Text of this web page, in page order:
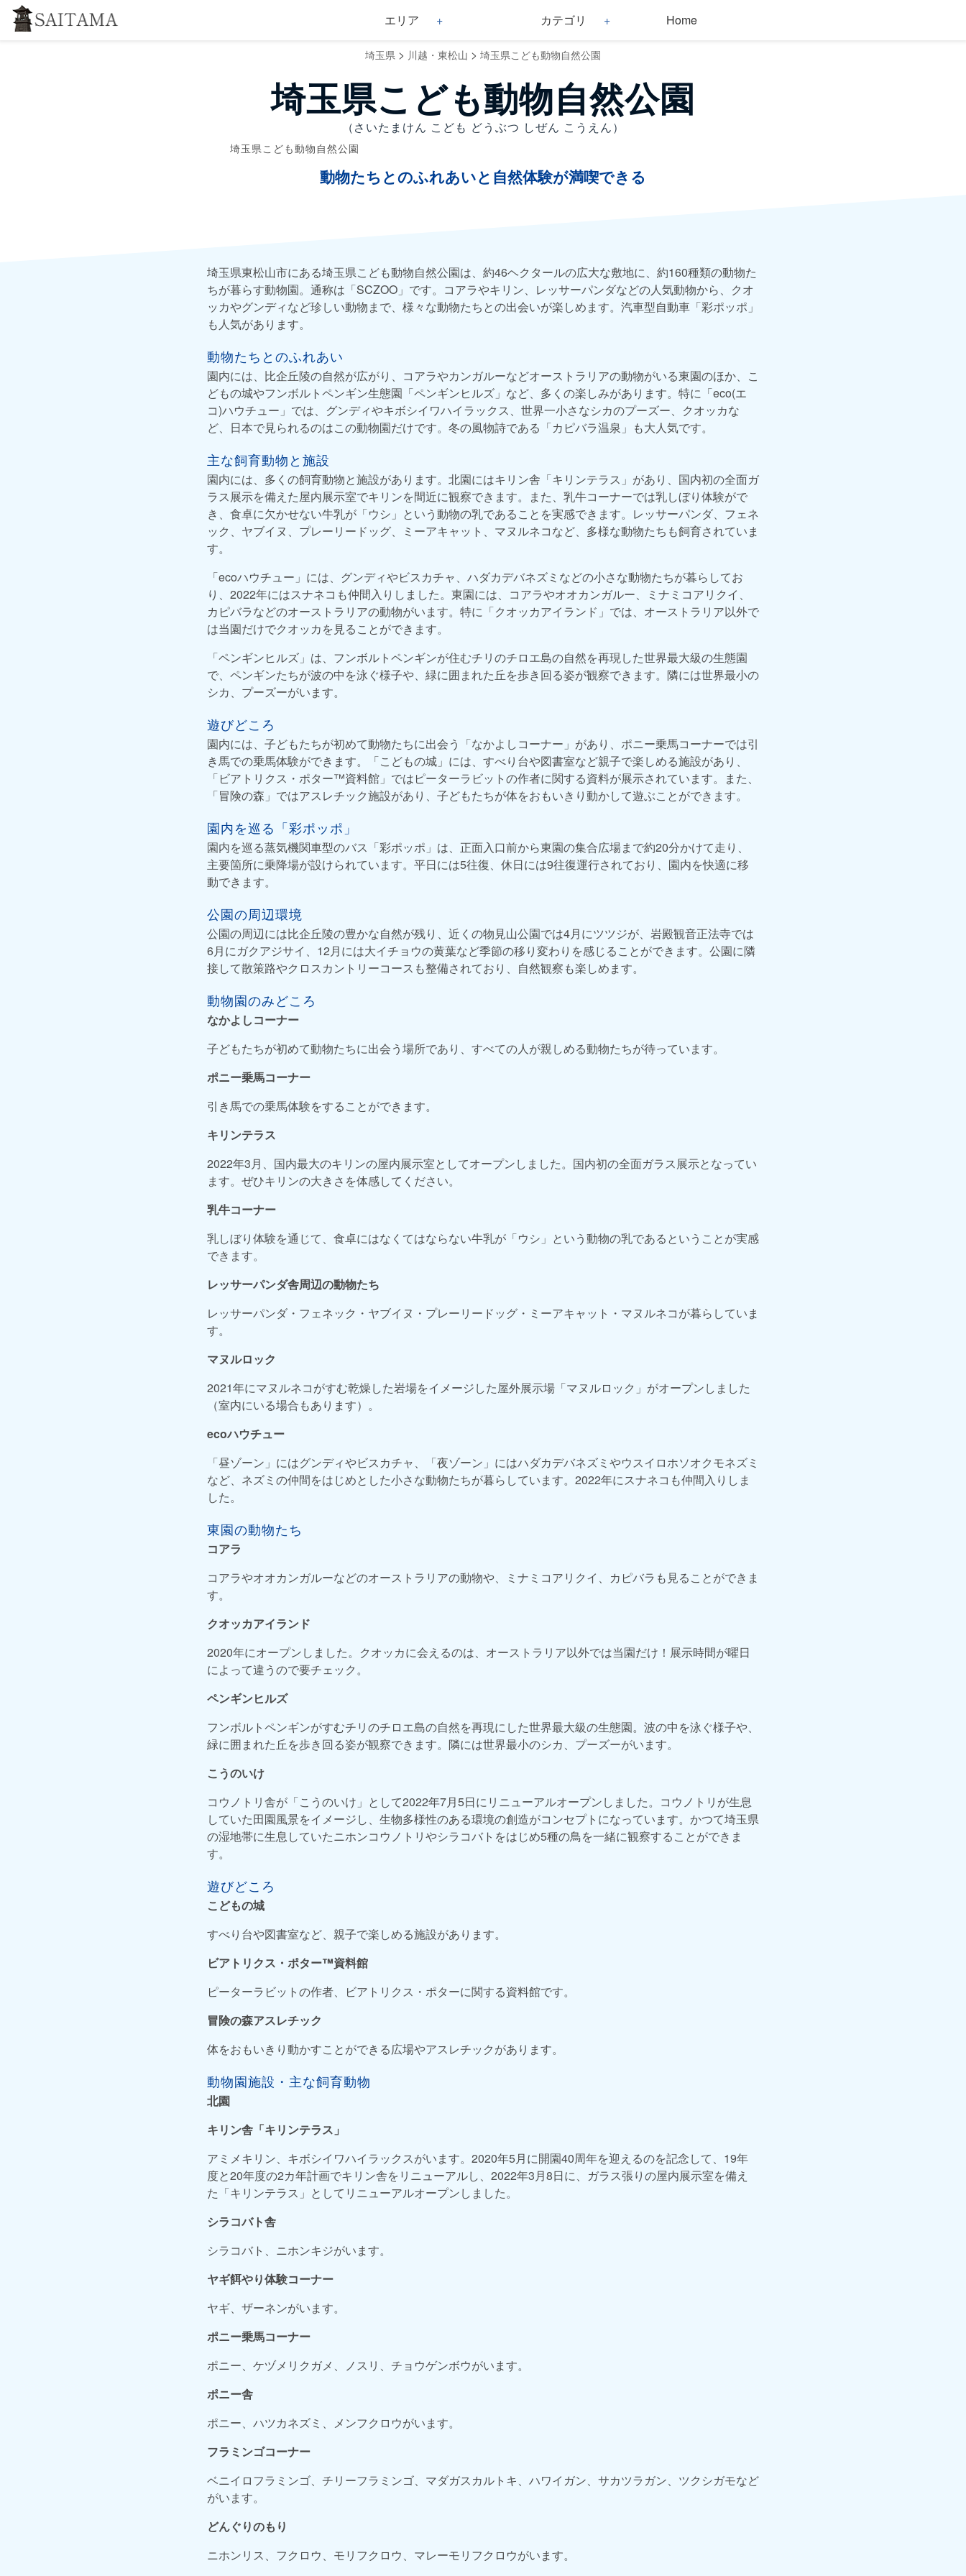
エリア カテゴリ Home
埼玉県 > 川越・東松山 > 埼玉県こども動物自然公園
埼玉県こども動物自然公園
（さいたまけん こども どうぶつ しぜん こうえん）
埼玉県こども動物自然公園
動物たちとのふれあいと自然体験が満喫できる
埼玉県東松山市にある埼玉県こども動物自然公園は、約46ヘクタールの広大な敷地に、約160種類の動物た
ちが暮らす動物園。通称は「SCZOO」です。コアラやキリン、レッサーパンダなどの人気動物から、クオ
ッカやグンディなど珍しい動物まで、様々な動物たちとの出会いが楽しめます。汽車型自動車「彩ポッポ」
も人気があります。
動物たちとのふれあい
園内には、比企丘陵の自然が広がり、コアラやカンガルーなどオーストラリアの動物がいる東園のほか、こ
どもの城やフンボルトペンギン生態園「ペンギンヒルズ」など、多くの楽しみがあります。特に「eco(エ
コ)ハウチュー」では、グンディやキボシイワハイラックス、世界一小さなシカのプーズー、クオッカな
ど、日本で見られるのはこの動物園だけです。冬の風物詩である「カピバラ温泉」も大人気です。
主な飼育動物と施設
園内には、多くの飼育動物と施設があります。北園にはキリン舎「キリンテラス」があり、国内初の全面ガ
ラス展示を備えた屋内展示室でキリンを間近に観察できます。また、乳牛コーナーでは乳しぼり体験がで
き、食卓に欠かせない牛乳が「ウシ」という動物の乳であることを実感できます。レッサーパンダ、フェネ
ック、ヤブイヌ、プレーリードッグ、ミーアキャット、マヌルネコなど、多様な動物たちも飼育されていま
す。
「ecoハウチュー」には、グンディやビスカチャ、ハダカデバネズミなどの小さな動物たちが暮らしてお
り、2022年にはスナネコも仲間入りしました。東園には、コアラやオオカンガルー、ミナミコアリクイ、
カピバラなどのオーストラリアの動物がいます。特に「クオッカアイランド」では、オーストラリア以外で
は当園だけでクオッカを見ることができます。
「ペンギンヒルズ」は、フンボルトペンギンが住むチリのチロエ島の自然を再現した世界最大級の生態園
で、ペンギンたちが波の中を泳ぐ様子や、緑に囲まれた丘を歩き回る姿が観察できます。隣には世界最小の
シカ、プーズーがいます。
遊びどころ
園内には、子どもたちが初めて動物たちに出会う「なかよしコーナー」があり、ポニー乗馬コーナーでは引
き馬での乗馬体験ができます。「こどもの城」には、すべり台や図書室など親子で楽しめる施設があり、
「ビアトリクス・ポター™資料館」ではピーターラビットの作者に関する資料が展示されています。また、
「冒険の森」ではアスレチック施設があり、子どもたちが体をおもいきり動かして遊ぶことができます。
園内を巡る「彩ポッポ」
園内を巡る蒸気機関車型のバス「彩ポッポ」は、正面入口前から東園の集合広場まで約20分かけて走り、
主要箇所に乗降場が設けられています。平日には5往復、休日には9往復運行されており、園内を快適に移
動できます。
公園の周辺環境
公園の周辺には比企丘陵の豊かな自然が残り、近くの物見山公園では4月にツツジが、岩殿観音正法寺では
6月にガクアジサイ、12月には大イチョウの黄葉など季節の移り変わりを感じることができます。公園に隣
接して散策路やクロスカントリーコースも整備されており、自然観察も楽しめます。
動物園のみどころ
なかよしコーナー
子どもたちが初めて動物たちに出会う場所であり、すべての人が親しめる動物たちが待っています。
ポニー乗馬コーナー
引き馬での乗馬体験をすることができます。
キリンテラス
2022年3月、国内最大のキリンの屋内展示室としてオープンしました。国内初の全面ガラス展示となってい
ます。ぜひキリンの大きさを体感してください。
乳牛コーナー
乳しぼり体験を通じて、食卓にはなくてはならない牛乳が「ウシ」という動物の乳であるということが実感
できます。
レッサーパンダ舎周辺の動物たち
レッサーパンダ・フェネック・ヤブイヌ・プレーリードッグ・ミーアキャット・マヌルネコが暮らしていま
す。
マヌルロック
2021年にマヌルネコがすむ乾燥した岩場をイメージした屋外展示場「マヌルロック」がオープンしました
（室内にいる場合もあります）。
ecoハウチュー
「昼ゾーン」にはグンディやビスカチャ、「夜ゾーン」にはハダカデバネズミやウスイロホソオクモネズミ
など、ネズミの仲間をはじめとした小さな動物たちが暮らしています。2022年にスナネコも仲間入りしま
した。
東園の動物たち
コアラ
コアラやオオカンガルーなどのオーストラリアの動物や、ミナミコアリクイ、カピバラも見ることができま
す。
クオッカアイランド
2020年にオープンしました。クオッカに会えるのは、オーストラリア以外では当園だけ！展示時間が曜日
によって違うので要チェック。
ペンギンヒルズ
フンボルトペンギンがすむチリのチロエ島の自然を再現にした世界最大級の生態園。波の中を泳ぐ様子や、
緑に囲まれた丘を歩き回る姿が観察できます。隣には世界最小のシカ、プーズーがいます。
こうのいけ
コウノトリ舎が「こうのいけ」として2022年7月5日にリニューアルオープンしました。コウノトリが生息
していた田園風景をイメージし、生物多様性のある環境の創造がコンセプトになっています。かつて埼玉県
の湿地帯に生息していたニホンコウノトリやシラコバトをはじめ5種の鳥を一緒に観察することができま
す。
遊びどころ
こどもの城
すべり台や図書室など、親子で楽しめる施設があります。
ビアトリクス・ポター™資料館
ピーターラビットの作者、ビアトリクス・ポターに関する資料館です。
冒険の森アスレチック
体をおもいきり動かすことができる広場やアスレチックがあります。
動物園施設・主な飼育動物
北園
キリン舎「キリンテラス」
アミメキリン、キボシイワハイラックスがいます。2020年5月に開園40周年を迎えるのを記念して、19年
度と20年度の2カ年計画でキリン舎をリニューアルし、2022年3月8日に、ガラス張りの屋内展示室を備え
た「キリンテラス」としてリニューアルオープンしました。
シラコバト舎
シラコバト、ニホンキジがいます。
ヤギ餌やり体験コーナー
ヤギ、ザーネンがいます。
ポニー乗馬コーナー
ポニー、ケヅメリクガメ、ノスリ、チョウゲンボウがいます。
ポニー舎
ポニー、ハツカネズミ、メンフクロウがいます。
フラミンゴコーナー
ベニイロフラミンゴ、チリーフラミンゴ、マダガスカルトキ、ハワイガン、サカツラガン、ツクシガモなど
がいます。
どんぐりのもり
ニホンリス、フクロウ、モリフクロウ、マレーモリフクロウがいます。